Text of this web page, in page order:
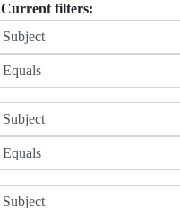
Current filters: